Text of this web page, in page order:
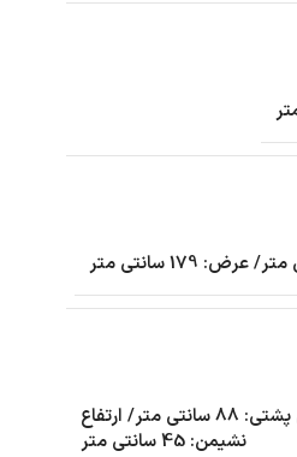
ارتفاع با کوسن پشتی: 88 سانتی متر/ ارتفاع
نشیمن: 45 سانتی متر